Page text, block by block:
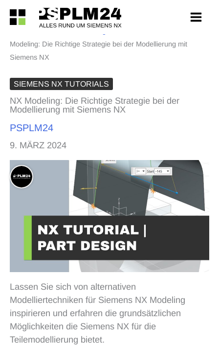
Zum
Inhalt
springen
Modeling: Die Richtige Strategie bei der Modellierung mit
Siemens NX
SIEMENS NX TUTORIALS
NX Modeling: Die Richtige Strategie bei der
Modellierung mit Siemens NX
PSPLM24
9. MÄRZ 2024
Lassen Sie sich von alternativen
Modelliertechniken für Siemens NX Modeling
inspirieren und erfahren die grundsätzlichen
Möglichkeiten die Siemens NX für die
Teilemodellierung bietet.